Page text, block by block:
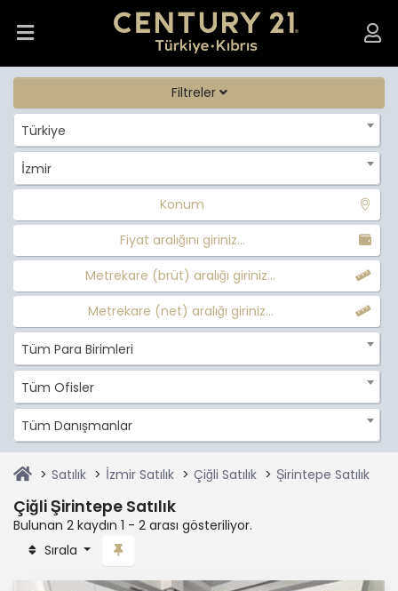
Filtreler
Türkiye
İzmir
Konum
Fiyat aralığını giriniz...
Metrekare (brüt) aralığı giriniz...
Metrekare (net) aralığı giriniz...
Tüm Para Birimleri
Tüm Ofisler
Tüm Danışmanlar
Satılık İzmir Satılık Çiğli Satılık Şirintepe Satılık
Çiğli Şirintepe Satılık
Bulunan 2 kaydın 1 - 2 arası gösteriliyor.
Sırala